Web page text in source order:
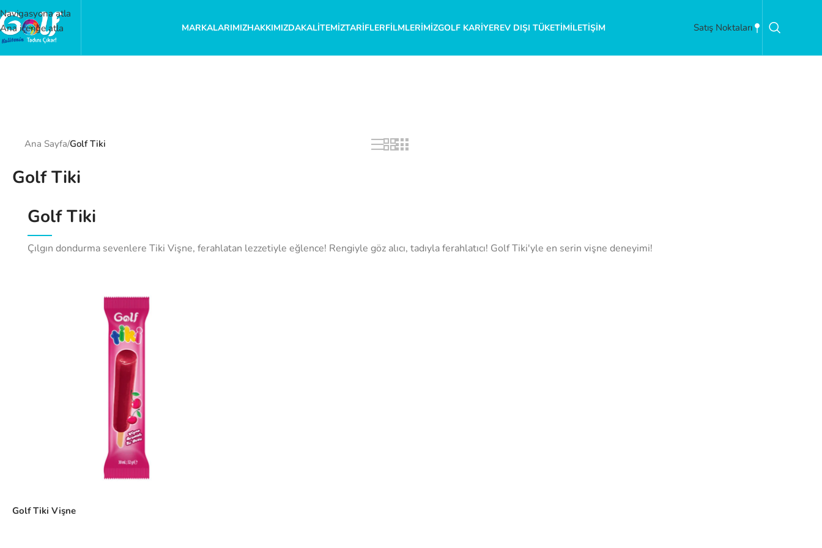
Navigasyona atla
Ana içeriğe atla
MARKALARIMIZHAKKIMIZDAKALITEMIZTARIFLERFILMLERIMIZGOLF KARIYEREV DIŞI TÜKETIMİLETIŞIM Satış Noktaları
Ana Sayfa/Golf Tiki
Golf Tiki
Golf Tiki
Çılgın dondurma sevenlere Tiki Vişne, ferahlatan lezzetiyle eğlence! Rengiyle göz alıcı, tadıyla ferahlatıcı! Golf Tiki'yle en serin vişne deneyimi!
Golf Tiki Vişne